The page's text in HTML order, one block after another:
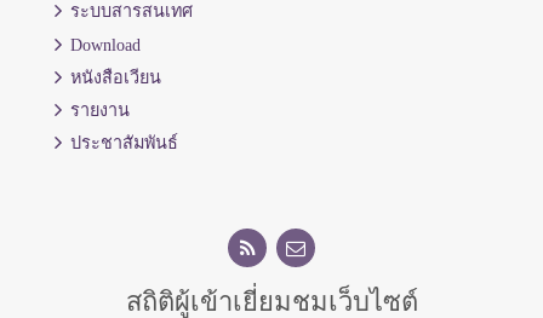
ระบบสารสนเทศ
Download
หนังสือเวียน
รายงาน
ประชาสัมพันธ์
สถิติผู้เข้าเยี่ยมชมเว็บไซต์